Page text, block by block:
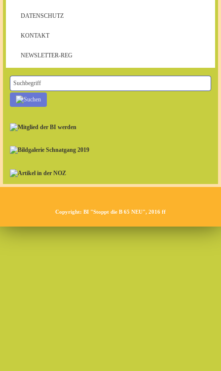
DATENSCHUTZ
KONTAKT
NEWSLETTER-REG
Copyright: BI "Stoppt die B 65 NEU", 2016 ff